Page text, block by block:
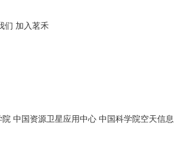
们 加入茗禾
院 中国资源卫星应用中心 中国科学院空天信息